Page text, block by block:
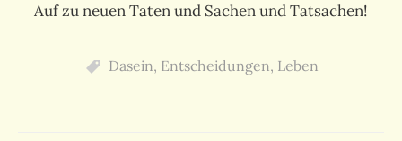
Auf zu neuen Taten und Sachen und Tatsachen!
Dasein, Entscheidungen, Leben